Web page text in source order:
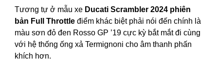
Tương tự ở mẫu xe Ducati Scrambler 2024 phiên
bản Full Throttle điểm khác biệt phải nói đến chính là
màu sơn đỏ đen Rosso GP ’19 cực kỳ bắt mắt đi cùng
với hệ thống ống xả Termignoni cho âm thanh phấn
khích hơn.